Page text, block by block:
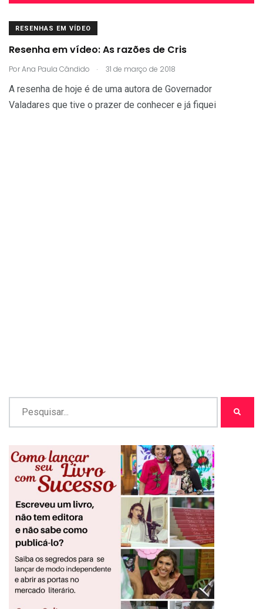
RESENHAS EM VÍDEO
Resenha em vídeo: As razões de Cris
PorAna Paula Cândido . 31 de março de 2018
A resenha de hoje é de uma autora de Governador
Valadares que tive o prazer de conhecer e já fiquei